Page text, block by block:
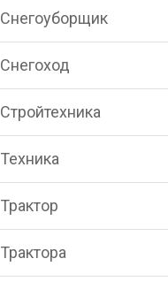
Снегоуборщик
Снегоход
Стройтехника
Техника
Трактор
Трактора